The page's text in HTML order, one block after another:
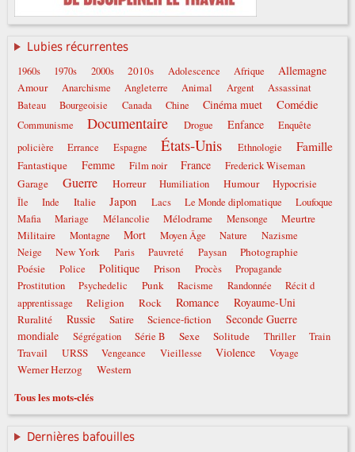
Lubies récurrentes
1960s 1970s 2000s 2010s Adolescence Afrique Allemagne
Amour Anarchisme Angleterre Animal Argent
Assassinat
Bateau
Bourgeoisie Canada Chine Cinéma muet Comédie
Communisme Documentaire Drogue Enfance
Enquête
policière
Errance Espagne États-Unis Ethnologie Famille
Fantastique Femme Film noir France Frederick Wiseman
Garage Guerre Horreur Humiliation Humour
Hypocrisie
Île
Inde Italie Japon Lacs Le Monde diplomatique
Loufoque
Mafia
Mariage Mélancolie Mélodrame Mensonge
Meurtre
Militaire
Montagne Mort Moyen Âge Nature
Nazisme
Neige
New York Paris Pauvreté Paysan
Photographie
Poésie
Police Politique Prison Procès
Propagande
Prostitution
Psychedelic Punk Racisme Randonnée
Récit d
apprentissage
Religion Rock Romance Royaume-Uni
Ruralité Russie Satire Science-fiction
Seconde Guerre
mondiale
Ségrégation Série B Sexe Solitude Thriller Train
Travail URSS Vengeance Vieillesse Violence Voyage
Werner Herzog Western
Tous les mots-clés
Dernières bafouilles